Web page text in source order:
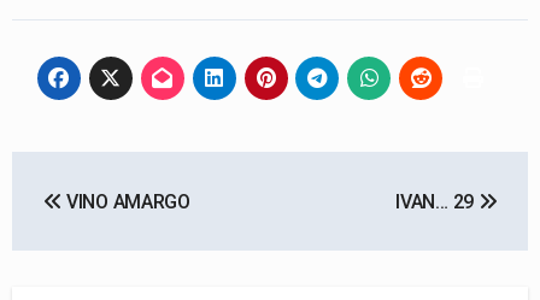
VINO AMARGO IVAN… 29